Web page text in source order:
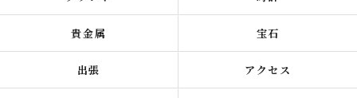
貴金属 宝石
出張 アクセス